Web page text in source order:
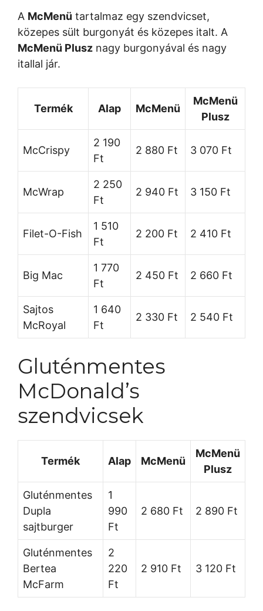
A McMenü tartalmaz egy szendvicset,
közepes sült burgonyát és közepes italt. A
McMenü Plusz nagy burgonyával és nagy
itallal jár.
Termék Alap McMenü
McMenü
Plusz
McCrispy
2 190
Ft
2 880 Ft 3 070 Ft
McWrap
2 250
Ft
2 940 Ft 3 150 Ft
Filet-O-Fish
1 510
Ft
2 200 Ft 2 410 Ft
Big Mac
1 770
Ft
2 450 Ft 2 660 Ft
Sajtos
McRoyal
1 640
Ft
2 330 Ft 2 540 Ft
Gluténmentes
McDonald’s
szendvicsek
Termék Alap McMenü
McMenü
Plusz
Gluténmentes
Dupla
sajtburger
1
990
Ft
2 680 Ft 2 890 Ft
Gluténmentes
Bertea
McFarm
2
220
Ft
2 910 Ft 3 120 Ft